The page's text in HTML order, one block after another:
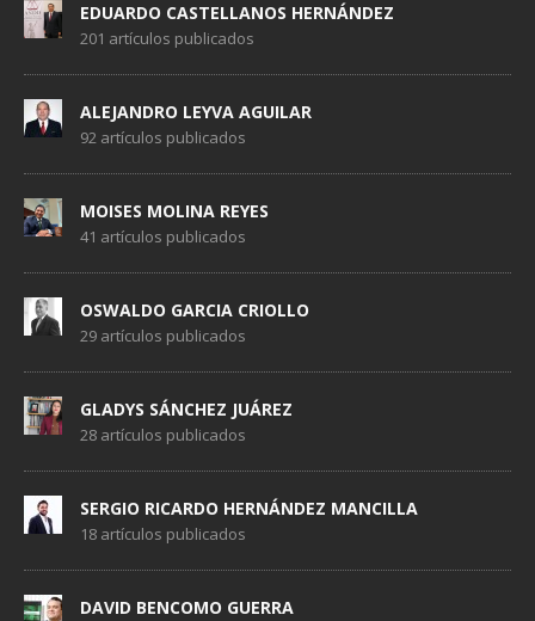
EDUARDO CASTELLANOS HERNÁNDEZ
201 artículos publicados
ALEJANDRO LEYVA AGUILAR
92 artículos publicados
MOISES MOLINA REYES
41 artículos publicados
OSWALDO GARCIA CRIOLLO
29 artículos publicados
GLADYS SÁNCHEZ JUÁREZ
28 artículos publicados
SERGIO RICARDO HERNÁNDEZ MANCILLA
18 artículos publicados
DAVID BENCOMO GUERRA